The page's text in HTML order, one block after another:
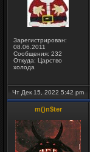
Зарегистрирован:
08.06.2011
Сообщения: 232
Откуда: Царство
холода
Чт Дек 15, 2022 5:42 pm
m()n$ter